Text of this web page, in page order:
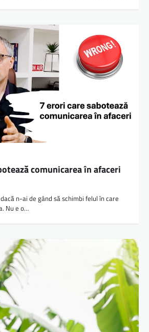
comunicarea în afaceri
n-ai de gând să schimbi felul în care
Nu e o…